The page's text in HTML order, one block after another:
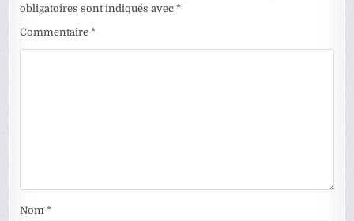
obligatoires sont indiqués avec*
Commentaire*
Nom*